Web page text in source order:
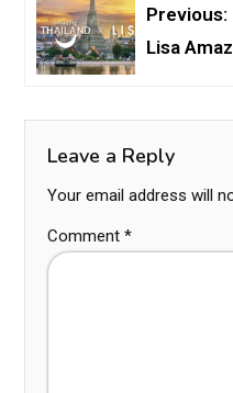
Previous:
Lisa
Leave a Reply
Your email address will
Comment *